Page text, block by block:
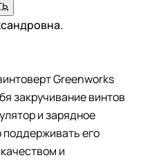
Greenworks
закручивание винтов
и зарядное
его
и